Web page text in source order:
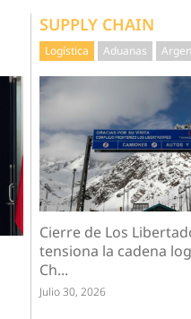
SUPPLY CHAIN
Logística Aduanas
Cierre de Los
tensiona la cadena
Ch...
Julio 30, 2026